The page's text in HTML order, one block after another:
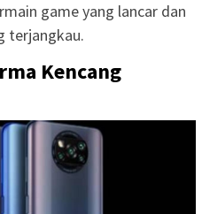
game yang lancar dan
terjangkau.
Kencang